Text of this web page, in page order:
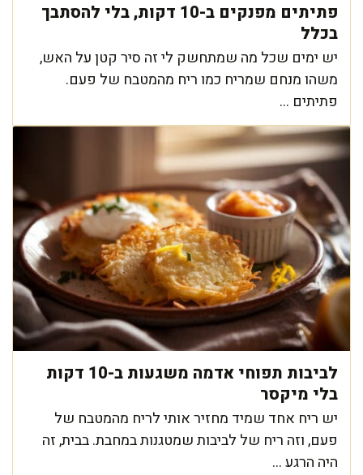
פתיתים מפנקים ב-10 דקות, בלי להסתבך
בכלל
יש ימים שכל מה שמתחשק לי זה סיר קטן על האש,
משהו מנחם שמריח כמו ריח מהמטבח של פעם.
פתיתים ...
לביבות תפוחי אדמה משגעות ב-10 דקות
בלי מיקסר
יש ריח אחד שמיד מחזיר אותי לריח מהמטבח של
פעם, וזה ריח של לביבות שמטגנות במחבת. בבית, זה
היה הרגע ...